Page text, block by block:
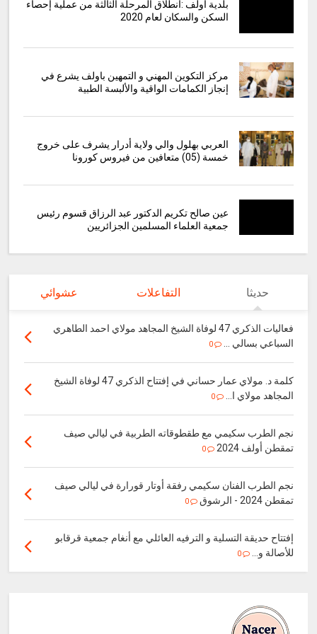
بلدية أولف :انطلاق المرحلة الثالثة من عملية إحصاء
السكن والسكان لعام 2020
مركز التكوين المهني و التمهين باولف يشرع في
إنجاز الكمامات الواقية والألبسة الطبية
العربي بهلول والي ولاية أدرار يشرف على خروج
خمسة (05) متعافين من فيروس كورونا
عين صالح تكريم الدكتور عبد الرزاق قسوم رئيس
جمعية العلماء المسلمين الجزائريين
حديثا التفاعلات عشوائي
فعاليات الذكري 47 لوفاة الشيخ المجاهد مولاي احمد الطاهري
السباعي بسالي ...
0
كلمة د. مولاي عمار حساني في إفتتاح الذكري 47 لوفاة الشيخ
المجاهد مولاي ا...
0
نجم الطرب سكيمي مع طقطوقاته الطربية في ليالي صيف
تمقطن أولف 2024
0
نجم الطرب الفنان سكيمي رفقة أوتار قورارة في ليالي صيف
تمقطن 2024 - الرشوق
0
إفتتاح حديقة التسلية و الترفيه العائلي مع أنغام جمعية قرقابو
للأصالة و...
0